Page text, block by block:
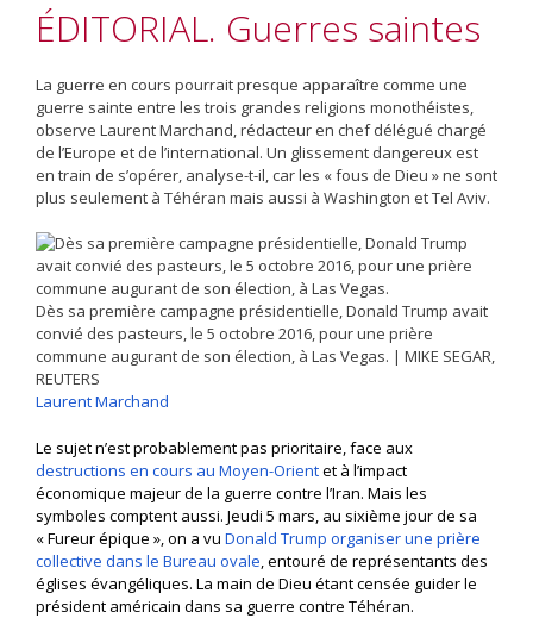
ÉDITORIAL. Guerres saintes
La guerre en cours pourrait presque apparaître comme une
guerre sainte entre les trois grandes religions monothéistes,
observe Laurent Marchand, rédacteur en chef délégué chargé
de l’Europe et de l’international. Un glissement dangereux est
en train de s’opérer, analyse-t-il, car les « fous de Dieu » ne sont
plus seulement à Téhéran mais aussi à Washington et Tel Aviv.
Dès sa première campagne présidentielle, Donald Trump avait
convié des pasteurs, le 5 octobre 2016, pour une prière
commune augurant de son élection, à Las Vegas. | MIKE SEGAR,
REUTERS
Laurent Marchand
Le sujet n’est probablement pas prioritaire, face aux
destructions en cours au Moyen-Orientet à l’impact
économique majeur de la guerre contre l’Iran. Mais les
symboles comptent aussi. Jeudi 5 mars, au sixième jour de sa
« Fureur épique », on a vu Donald Trump organiser une prière
collective dans le Bureau ovale, entouré de représentants des
églises évangéliques. La main de Dieu étant censée guider le
président américain dans sa guerre contre Téhéran.